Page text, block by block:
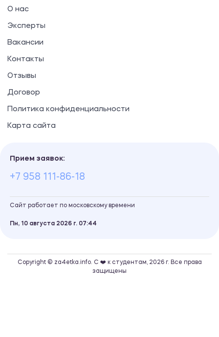
О нас
Эксперты
Вакансии
Контакты
Отзывы
Договор
Политика конфиденциальности
Карта сайта
Прием заявок:
+7 958 111-86-18
Сайт работает по московскому времени
Пн, 10 августа 2026 г. 07 44
Copyright © za4etka.info. С ❤️ к студентам, 2026 г. Все права
защищены